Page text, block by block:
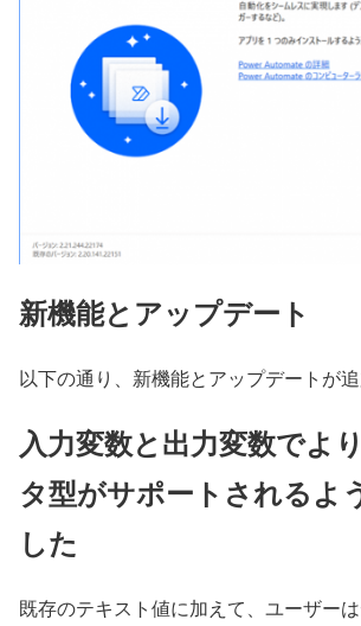
新機能とアップデート
以下の通り、新機能とアップデートが追
入力変数と出力変数でよ
タ型がサポートされるよ
した
既存のテキスト値に加えて、ユーザー